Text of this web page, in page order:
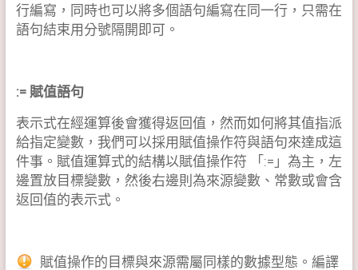
行編寫，同時也可以將多個語句編寫在同一行，只需在
語句結束用分號隔開即可。
:= 賦值語句
表示式在經運算後會獲得返回值，然而如何將其值指派
給指定變數，我們可以採用賦值操作符與語句來達成這
件事。賦值運算式的結構以賦值操作符 「:=」為主，左
邊置放目標變數，然後右邊則為來源變數、常數或會含
返回值的表示式。
賦值操作的目標與來源需屬同樣的數據型態。編譯